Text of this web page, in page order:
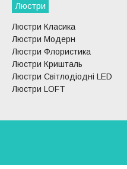
Люстри
Люстри Класика
Люстри Модерн
Люстри Флористика
Люстри Кришталь
Люстри Світлодіодні LED
Люстри LOFT